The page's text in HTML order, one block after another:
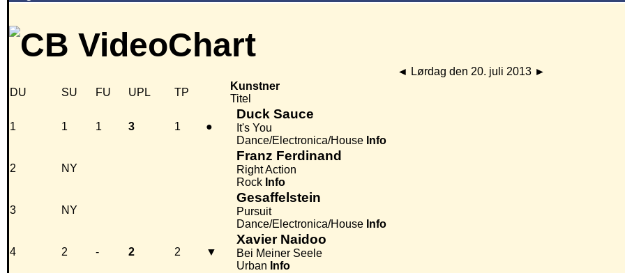
◄ Lørdag den 20. juli 2013 ►
DU
SU FU UPL TP
Kunstner
Titel
1 1 1 3 1 ●
Duck Sauce
It's You
Dance/Electronica/House Info
2 NY
Franz Ferdinand
Right Action
Rock Info
3 NY
Gesaffelstein
Pursuit
Dance/Electronica/House Info
4 2 - 2 2 ▼
Xavier Naidoo
Bei Meiner Seele
Urban Info